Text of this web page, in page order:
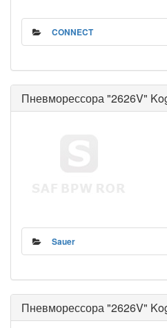
CONNECT
Пневморессора "2626V"
Sauer
Пневморессора "2626V"